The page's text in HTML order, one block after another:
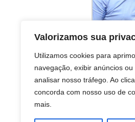
Valorizamos sua
Utilizamos cookies para
navegação, exibir anúncios
analisar nosso tráfego. Ao
concorda com nosso uso de
mais.